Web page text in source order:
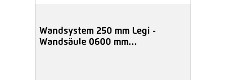
Wandsystem 250 mm Legi -
Wandsäule 0600 mm